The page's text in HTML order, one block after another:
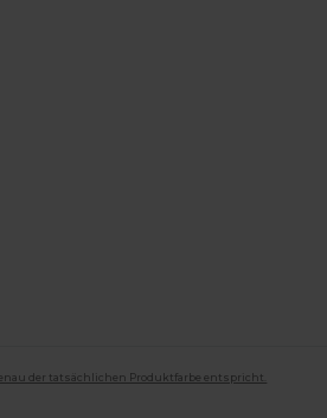
der tatsächlichen Produktfarbe entspricht.